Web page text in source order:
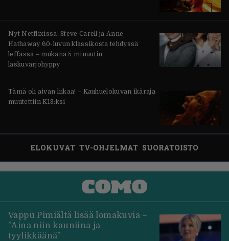
Nyt Netflixissä: Steve Carell ja Anne
Hathaway 60-luvun klassikosta tehdyssä
leffassa – mukana 5 minuutin
laskuvarjohyppy
Tämä oli aivan liikaa! – Kauhuelokuvan ikäraja
muutettiin K18:ksi
ELOKUVAT TV-OHJELMAT SUORATOISTO
Vappu Pimiältä lisää lomakuvia –
”Aina niin kauniina ja
tyylikkäänä”